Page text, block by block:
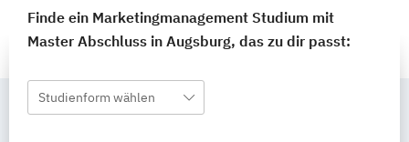
Finde ein Marketingmanagement Studium mit
Master Abschluss in Augsburg, das zu dir passt:
Studienform wählen